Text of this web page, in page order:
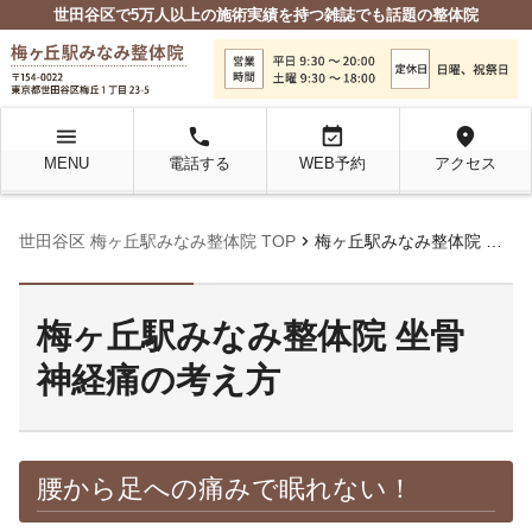
世田谷区で5万人以上の施術実績を持つ雑誌でも話題の整体院
menu
MENU
local_phone
電話する
event_available
WEB予約
location_on
アクセス
世田谷区 梅ヶ丘駅みなみ整体院 TOP chevron_right 梅ヶ丘駅みなみ整体院 坐骨神経痛の考え方
梅ヶ丘駅みなみ整体院 坐骨
神経痛の考え方
腰から足への痛みで眠れない！